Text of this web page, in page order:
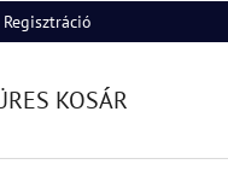
Regisztráció
KOSÁR